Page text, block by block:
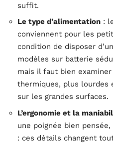
suffit.
Le type d’alimentation :
conviennent pour les
condition de disposer
modèles sur batterie
mais il faut bien
thermiques, plus lourdes
sur les grandes surfaces.
L’ergonomie et la
une poignée bien
: ces détails changent